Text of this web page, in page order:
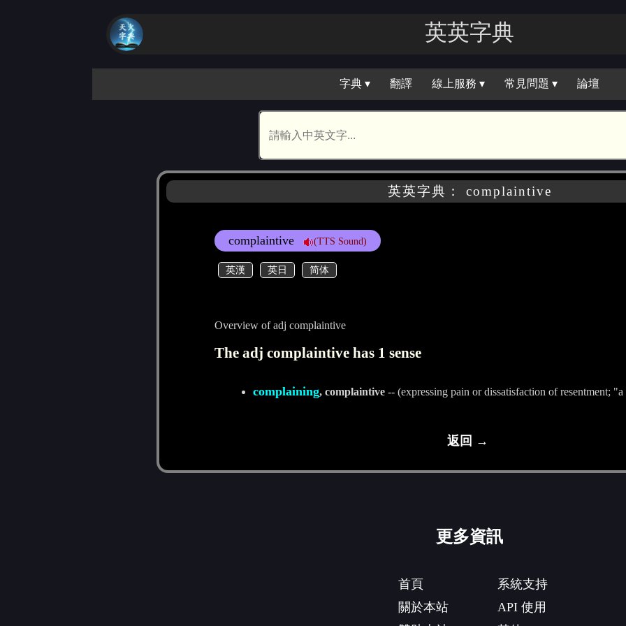
英英字典
字典 ▾ 翻譯 線上服務 ▾ 常見問題 ▾ 論壇
英英字典： complaintive
complaintive (TTS Sound)
英漢 英日 简体
Overview of adj complaintive
The adj complaintive has 1 sense
complaining, complaintive-- (expressing pain or dissatisfaction of resentment;
返回 →
更多資訊
首頁
關於本站
系統支持
API 使用